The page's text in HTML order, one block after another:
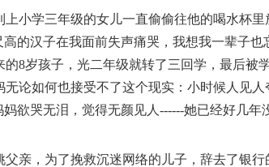
小学三年级的女儿一直偷偷往他的喝水杯里
高的汉子在我面前失声痛哭，我想我一辈子
8岁孩子，光二年级就转了三回学，最后被
论如何也接受不了这个现实：小时候人见人
欲哭无泪，觉得无颜见人------她已经好几年
亲，为了挽救沉迷网络的儿子，辞去了银行